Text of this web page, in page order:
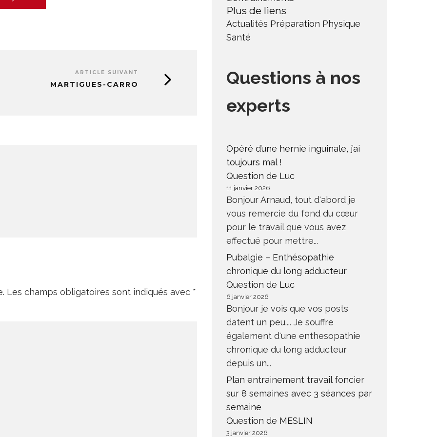
ARTICLE SUIVANT
MARTIGUES-CARRO
Les champs obligatoires sont indiqués avec *
Plus de liens
Actualités Préparation Physique
Santé
Questions à nos
experts
Opéré d’une hernie inguinale, j’ai
toujours mal !
Question de Luc
11 janvier 2026
Bonjour Arnaud, tout d'abord je
vous remercie du fond du cœur
pour le travail que vous avez
effectué pour mettre...
Pubalgie – Enthésopathie
chronique du long adducteur
Question de Luc
6 janvier 2026
Bonjour je vois que vos posts
datent un peu.... Je souffre
également d'une enthesopathie
chronique du long adducteur
depuis un...
Plan entrainement travail foncier
sur 8 semaines avec 3 séances par
semaine
Question de MESLIN
3 janvier 2026